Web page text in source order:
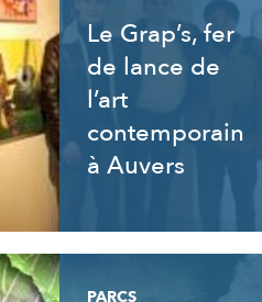
Le Grap’s, fer
de lance de
l’art
contemporain
à Auvers
PARCS